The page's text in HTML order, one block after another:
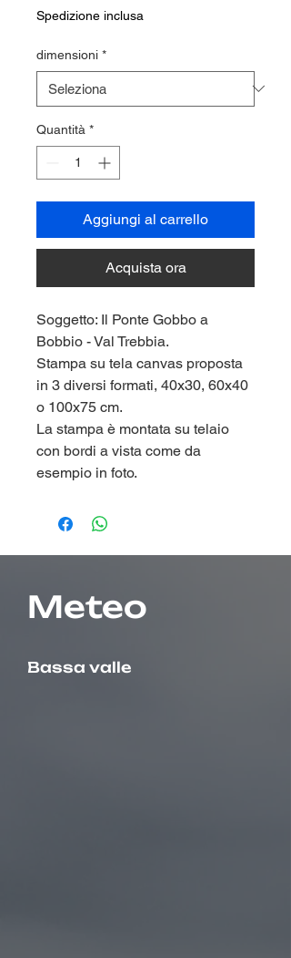
Spedizione inclusa
dimensioni *
Quantità *
Aggiungi al carrello
Acquista ora
Soggetto: Il Ponte Gobbo a
Bobbio - Val Trebbia.
Stampa su tela canvas proposta
in 3 diversi formati, 40x30, 60x40
o 100x75 cm.
La stampa è montata su telaio
con bordi a vista come da
esempio in foto.
Meteo
Bassa valle